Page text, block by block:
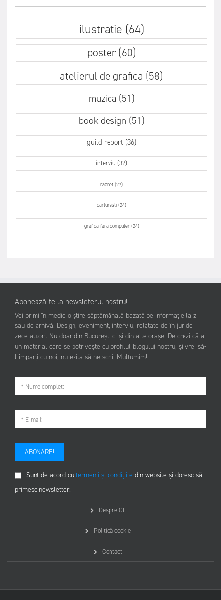
ilustratie (64)
poster (60)
atelierul de grafica (58)
muzica (51)
book design (51)
guild report (36)
interviu (32)
racnet (27)
carturesti (24)
grafica fara computer (24)
Abonează-te la newsleterul nostru!
Vei primi în medie o știre săptămânală bazată pe informație la zi
sau de arhivă. Design, eveniment, interviu, relatate de în jur de
zece autori. Nu doar din București ci și din alte orașe. De crezi că ai
un material care se potrivește cu profilul blogului nostru, și vrei să-
l împarți cu noi, nu ezita să ne scrii. Mulțumim!
ABONARE!
Sunt de acord cu termenii și condițiile din website și doresc să
primesc newsletter.
Despre GF
Politică cookie
Contact